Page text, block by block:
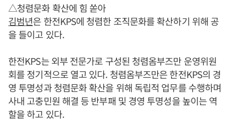
△청렴문화 확산에 힘 쏟아
김범년은 한전KPS에 청렴한 조직문화를 확산하기 위해 공
을 들이고 있다.
한전KPS는 외부 전문가로 구성된 청렴옴부즈만 운영위원
회를 정기적으로 열고 있다. 청렴옴부즈만은 한전KPS의 경
영 투명성과 청렴문화 확산을 위해 독립적 업무를 수행하며
사내 고충민원 해결 등 반부패 및 경영 투명성을 높이는 역
할을 하고 있다.